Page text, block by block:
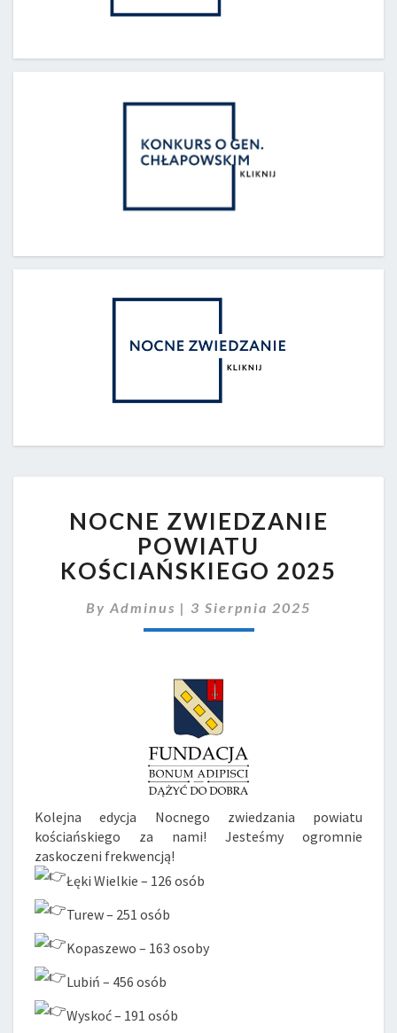
ZWIEDZANIE
POWIATU
KOŚCIAŃSKIEGO
2025
NOCNE ZWIEDZANIE
POWIATU
KOŚCIAŃSKIEGO 2025
By Adminus | 3 Sierpnia 2025
Kolejna edycja Nocnego zwiedzania powiatu
kościańskiego za nami! Jesteśmy ogromnie
zaskoczeni frekwencją!
Łęki Wielkie – 126 osób
Turew – 251 osób
Kopaszewo – 163 osoby
Lubiń – 456 osób
Wyskoć – 191 osób